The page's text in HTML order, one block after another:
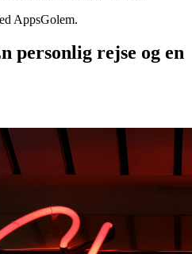
AppsGolem.
personlig rejse og en